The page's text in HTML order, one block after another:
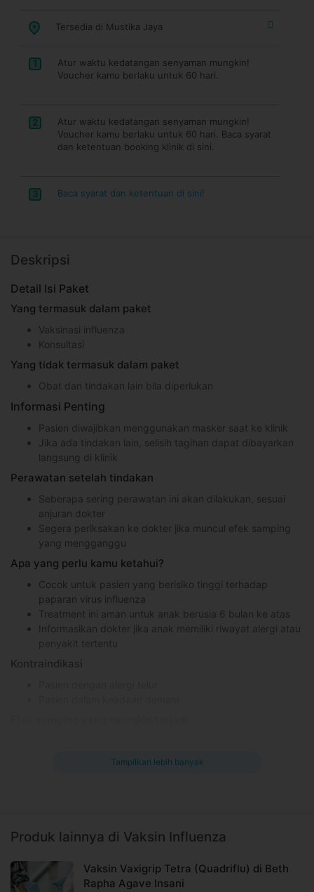
Tersedia di Mustika Jaya
1
Atur waktu kedatangan senyaman mungkin!
Voucher kamu berlaku untuk 60 hari.
2
Atur waktu kedatangan senyaman mungkin!
Voucher kamu berlaku untuk 60 hari. Baca syarat
dan ketentuan booking klinik di sini.
3 Baca syarat dan ketentuan di sini!
Deskripsi
Detail Isi Paket
Yang termasuk dalam paket
Vaksinasi influenza
Konsultasi
Yang tidak termasuk dalam paket
Obat dan tindakan lain bila diperlukan
Informasi Penting
Pasien diwajibkan menggunakan masker saat ke klinik
Jika ada tindakan lain, selisih tagihan dapat dibayarkan
langsung di klinik
Perawatan setelah tindakan
Seberapa sering perawatan ini akan dilakukan, sesuai
anjuran dokter
Segera periksakan ke dokter jika muncul efek samping
yang mengganggu
Apa yang perlu kamu ketahui?
Cocok untuk pasien yang berisiko tinggi terhadap
paparan virus influenza
Treatment ini aman untuk anak berusia 6 bulan ke atas
Informasikan dokter jika anak memiliki riwayat alergi atau
penyakit tertentu
Kontraindikasi
sebagian orang. Vaksin influenza terbuat dari virus yang sudah
Fungsi vaksin influenza 3 strain
Tampilkan lebih banyak
Produk lainnya di Vaksin Influenza
Vaksin Vaxigrip Tetra (Quadriflu) di Beth
Rapha Agave Insani